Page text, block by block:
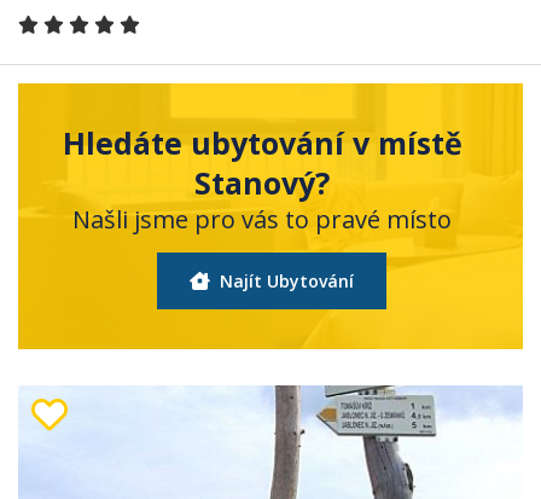
Hledáte ubytování v místě
Stanový?
Našli jsme pro vás to pravé místo
Najít Ubytování